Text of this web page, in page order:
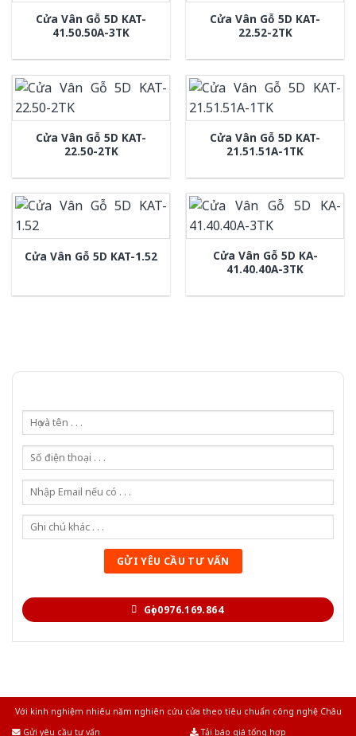
Cửa Vân Gỗ 5D KAT-
41.50.50A-3TK
Cửa Vân Gỗ 5D KAT-
22.52-2TK
Cửa Vân Gỗ 5D KAT-
22.50-2TK
Cửa Vân Gỗ 5D KAT-
21.51.51A-1TK
Cửa Vân Gỗ 5D KAT-1.52
Cửa Vân Gỗ 5D KA-
41.40.40A-3TK
Gọi 0976.169.864
Với kinh nghiệm nhiêu năm nghiên cứu cửa theo tiêu chuẩn công nghệ Châu
Gửi yêu cầu tư vấn
Tải báo giá tổng hợp